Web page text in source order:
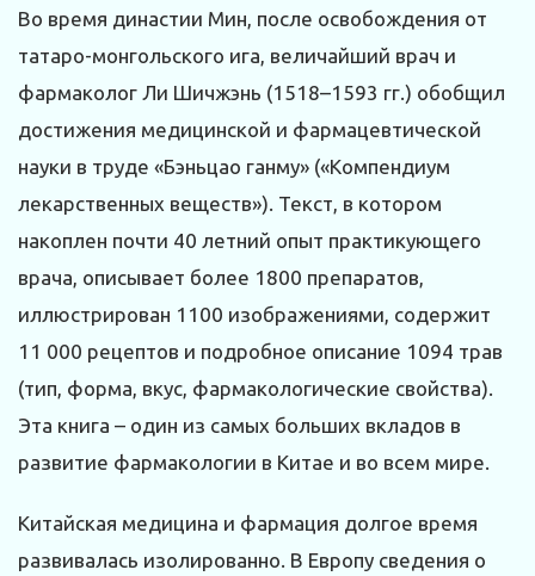
Во время династии Мин, после освобождения от
татаро-монгольского ига, величайший врач и
фармаколог Ли Шичжэнь (1518–1593 гг.) обобщил
достижения медицинской и фармацевтической
науки в труде «Бэньцао ганму» («Компендиум
лекарственных веществ»). Текст, в котором
накоплен почти 40 летний опыт практикующего
врача, описывает более 1800 препаратов,
иллюстрирован 1100 изображениями, содержит
11 000 рецептов и подробное описание 1094 трав
(тип, форма, вкус, фармакологические свойства).
Эта книга – один из самых больших вкладов в
развитие фармакологии в Китае и во всем мире.
Китайская медицина и фармация долгое время
развивалась изолированно. В Европу сведения о